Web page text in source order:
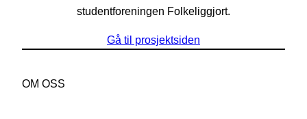
studentforeningen Folkeliggjort.
Gå til prosjektsiden
OM OSS